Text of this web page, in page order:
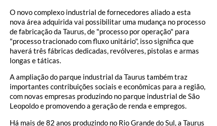
O novo complexo industrial de fornecedores aliado a esta
nova área adquirida vai possibilitar uma mudança no processo
de fabricação da Taurus, de "processo por operação" para
"processo tracionado com fluxo unitário", isso significa que
haverá três fábricas dedicadas, revólveres, pistolas e armas
longas e táticas.
A ampliação do parque industrial da Taurus também traz
importantes contribuições sociais e econômicas para a região,
com novas empresas produzindo no parque industrial de São
Leopoldo e promovendo a geração de renda e empregos.
Há mais de 82 anos produzindo no Rio Grande do Sul, a Taurus